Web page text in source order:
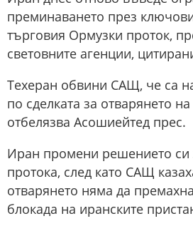
преминаването през
търговия Ормузки проток,
световните агенции,
Техеран обвини САЩ, че са
по сделката за отварянето
отбелязва Асошиейтед прес.
Иран промени решението си
протока, след като САЩ
отварянето няма да
блокада на иранските